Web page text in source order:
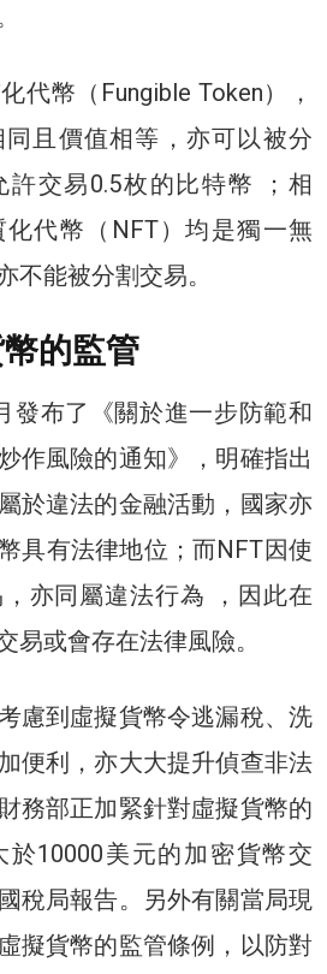
代幣（Fungible Token），
且價值相等，亦可以被分
交易0.5枚的比特幣 ；相
代幣（NFT）均是獨一無
不能被分割交易。
的監管
發布了《關於進一步防範和
作風險的通知》，明確指出
於違法的金融活動，國家亦
具有法律地位；而NFT因使
亦同屬違法行為 ，因此在
易或會存在法律風險。
慮到虛擬貨幣令逃漏稅、洗
便利，亦大大提升偵查非法
務部正加緊針對虛擬貨幣的
10000美元的加密貨幣交
稅局報告。另外有關當局現
擬貨幣的監管條例，以防對